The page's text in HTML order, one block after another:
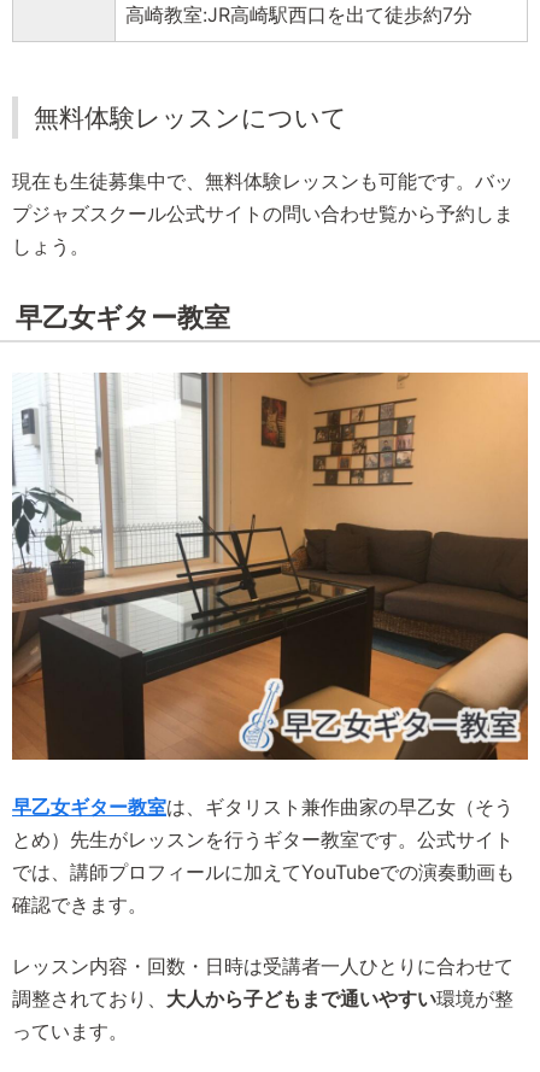
高崎教室:JR高崎駅西口を出て徒歩約7分
無料体験レッスンについて
現在も生徒募集中で、無料体験レッスンも可能です。バッ
プジャズスクール公式サイトの問い合わせ覧から予約しま
しょう。
早乙女ギター教室
早乙女ギター教室は、ギタリスト兼作曲家の早乙女（そう
とめ）先生がレッスンを行うギター教室です。公式サイト
では、講師プロフィールに加えてYouTubeでの演奏動画も
確認できます。
レッスン内容・回数・日時は受講者一人ひとりに合わせて
調整されており、 大人から子どもまで通いやすい環境が整
っています。